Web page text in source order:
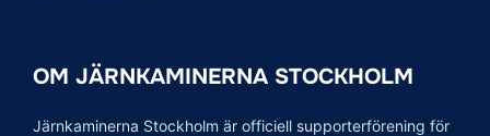
OM JÄRNKAMINERNA STOCKHOLM
Järnkaminerna Stockholm är officiell supporterförening för